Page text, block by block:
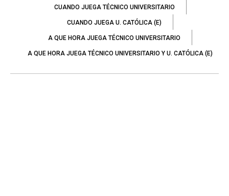
CUANDO JUEGA TÉCNICO UNIVERSITARIO
CUANDO JUEGA U. CATÓLICA (E)
A QUE HORA JUEGA TÉCNICO UNIVERSITARIO
A QUE HORA JUEGA TÉCNICO UNIVERSITARIO Y U. CATÓLICA (E)